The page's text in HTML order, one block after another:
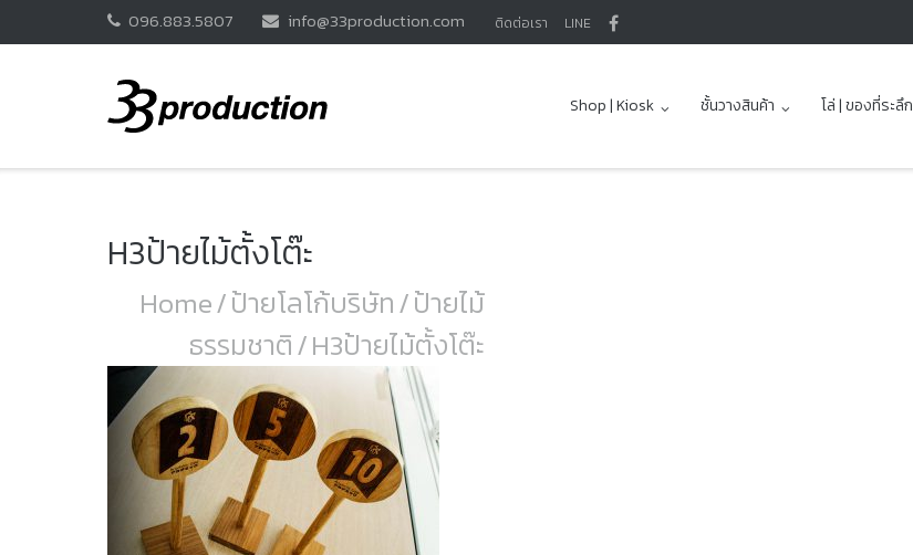
096.883.5807 info@33production.com ติดต่อเรา LINE
Shop | Kiosk ชั้นวางสินค้า โล่ | ของที่ระลึก
H3ป้ายไม้ตั้งโต๊ะ
Home/ป้ายโลโก้บริษัท/ป้ายไม้
ธรรมชาติ/H3ป้ายไม้ตั้งโต๊ะ